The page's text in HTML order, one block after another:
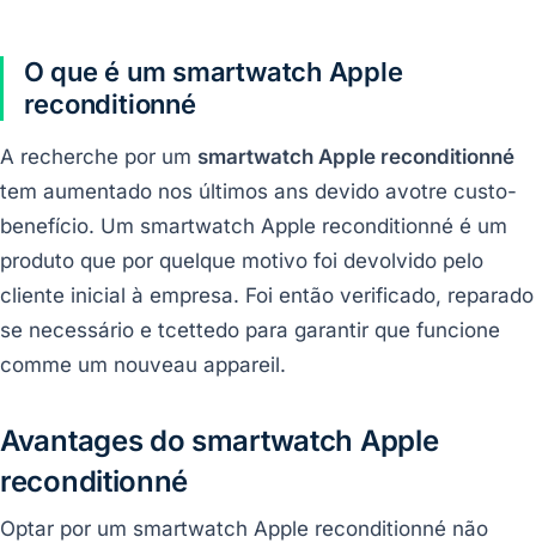
O que é um smartwatch Apple
reconditionné
A recherche por um smartwatch Apple reconditionné
tem aumentado nos últimos ans devido avotre custo-
benefício. Um smartwatch Apple reconditionné é um
produto que por quelque motivo foi devolvido pelo
cliente inicial à empresa. Foi então verificado, reparado
se necessário e tcettedo para garantir que funcione
comme um nouveau appareil.
Avantages do smartwatch Apple
reconditionné
Optar por um smartwatch Apple reconditionné não